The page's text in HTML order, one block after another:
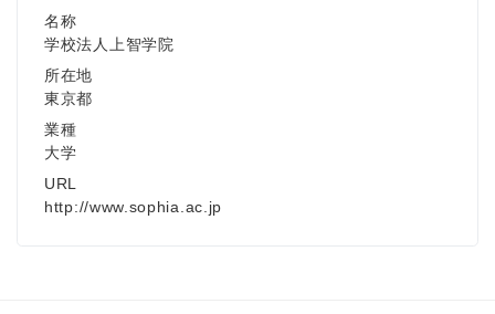
名称
学校法人上智学院
所在地
東京都
業種
大学
URL
http://www.sophia.ac.jp